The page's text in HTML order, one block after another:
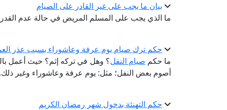
بيان ما يجب على غير القادر على الصيام
ما الذي يجب على المسلم المريض في حالة عدم
حكم ترك صيام يوم عرفة وعاشوراء بسبب عذر
ما حكم صيام النفل؟ وهل في تركه إثم؟ حيث أعمل
أصوم بعض النفل؛ مثل: يوم عرفة وعاشوراء وغير ذلك.
حكم التهنئة بدخول شهر رمضان الكريم